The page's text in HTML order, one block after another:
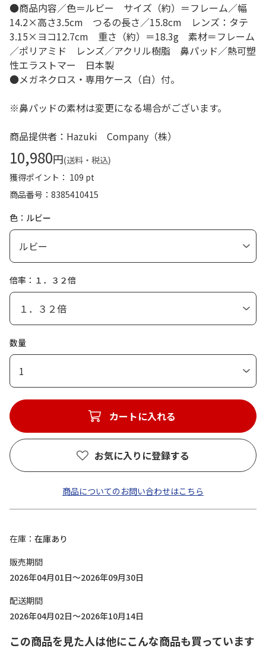
●商品内容／色＝ルビー サイズ（約）＝フレーム／幅
14.2×高さ3.5cm つるの長さ／15.8cm レンズ：タテ
3.15×ヨコ12.7cm 重さ（約）＝18.3g 素材＝フレーム
／ポリアミド レンズ／アクリル樹脂 鼻パッド／熱可塑
性エラストマー 日本製
●メガネクロス・専用ケース（白）付。
※鼻パッドの素材は変更になる場合がございます。
商品提供者：Hazuki Company（株）
10,980円(送料・税込)
獲得ポイント： 109 pt
商品番号
8385410415
色：ルビー
倍率：１．３２倍
数量
1
カートに入れる
お気に入りに登録する
商品についてのお問い合わせはこちら
在庫
在庫あり
販売期間
2026年04月01日～2026年09月30日
配送期間
2026年04月02日～2026年10月14日
この商品を見た人は他にこんな商品も買っています